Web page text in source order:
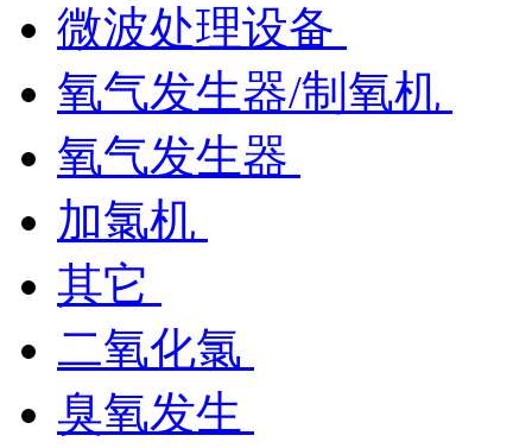
微波处理设备
氧气发生器/制氧机
氧气发生器
加氯机
其它
二氧化氯
臭氧发生